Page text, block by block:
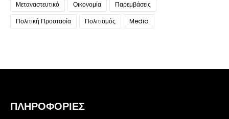
Μεταναστευτικό
Οικονομία
Παρεμβάσεις
Πολιτική Προστασία
Πολιτισμός Media
ΠΛΗΡΟΦΟΡΙΕΣ